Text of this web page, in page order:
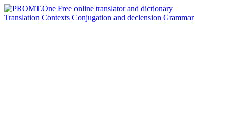
Translation Contexts Conjugation and declension Grammar